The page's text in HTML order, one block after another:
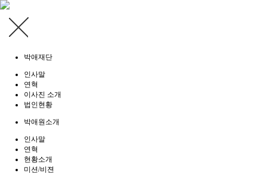
박애재단
인사말
연혁
이사진 소개
법인현황
박애원소개
인사말
연혁
현황소개
미션/비젼